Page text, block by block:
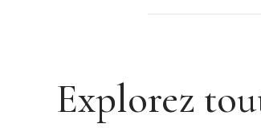
Commande à
Caractéristiques du
Combiné Cutter-
Explorez